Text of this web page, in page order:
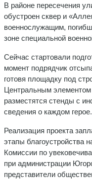
В районе пересечения
обустроен сквер и
военнослужащим,
зоне специальной
Сейчас стартовали
момент подрядчик
готовя площадку под
Центральным элементом
разместятся стенды с
сведения о каждом герое.
Реализация проекта
этапы благоустройства
Комиссии по
при администрации
представители